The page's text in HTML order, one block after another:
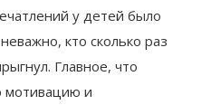
у детей было
кто сколько раз
Главное, что
мотивацию и